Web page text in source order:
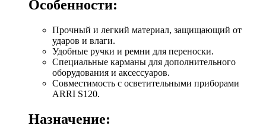
Особенности:
Прочный и легкий материал, защищающий от
ударов и влаги.
Удобные ручки и ремни для переноски.
Специальные карманы для дополнительного
оборудования и аксессуаров.
Совместимость с осветительными приборами
ARRI S120.
Назначение: